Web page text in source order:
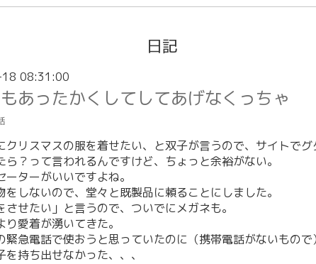
日記
08:31:00
あったかくしてしてあげなくっちゃ
クリスマスの服を着せたい、と双子が言うので、サイトでグ
ら？って言われるんですけど、ちょっと余裕がない。
ーターがいいですよね。
をしないので、堂々と既製品に頼ることにしました。
させたい」と言うので、ついでにメガネも。
り愛着が湧いてきた。
緊急電話で使おうと思っていたのに（携帯電話がないもので
を持ち出せなかった、、、